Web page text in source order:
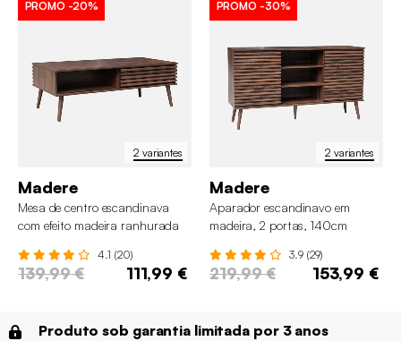
2 variantes
PROMO -20%
Madere
Mesa de centro escandinava
com efeito madeira ranhurada
4.1 (20)
139,99 € 111,99 €
2 variantes
PROMO -30%
Madere
Aparador escandinavo em
madeira, 2 portas, 140cm
3.9 (29)
219,99 € 153,99 €
Produto sob garantia limitada por 3 anos